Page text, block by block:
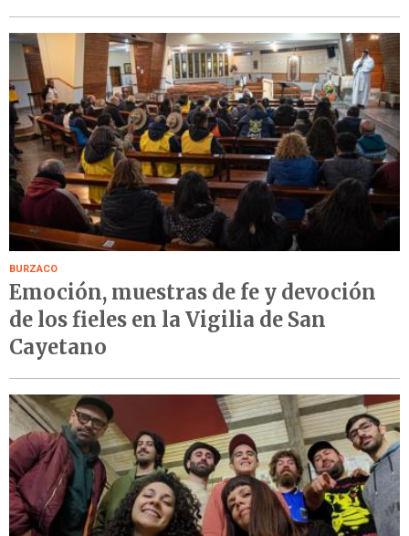
BURZACO
Emoción, muestras de fe y devoción
de los fieles en la Vigilia de San
Cayetano